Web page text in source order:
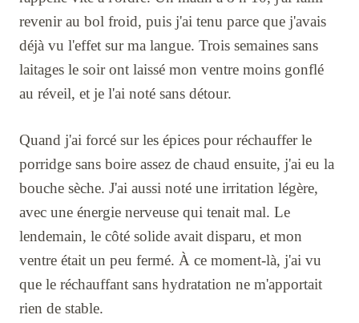
revenir au bol froid, puis j'ai tenu parce que j'avais
déjà vu l'effet sur ma langue. Trois semaines sans
laitages le soir ont laissé mon ventre moins gonflé
au réveil, et je l'ai noté sans détour.
Quand j'ai forcé sur les épices pour réchauffer le
porridge sans boire assez de chaud ensuite, j'ai eu la
bouche sèche. J'ai aussi noté une irritation légère,
avec une énergie nerveuse qui tenait mal. Le
lendemain, le côté solide avait disparu, et mon
ventre était un peu fermé. À ce moment-là, j'ai vu
que le réchauffant sans hydratation ne m'apportait
rien de stable.